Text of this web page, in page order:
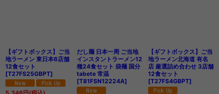
絞り込む
【ギフトボックス】ご当
地ラーメン 東日本6店舗
12食セット
[T27FS25GBPT]
だし麺 日本一周 ご当地
インスタントラーメン12
種24食セット 袋麺 国分
tabete 常温
[T81FSN12224A]
【ギフトボックス】ご当
地ラーメン北海道 有名
店 厳選詰め合わせ 3店舗
12食セット
[T27FS4GBPT]